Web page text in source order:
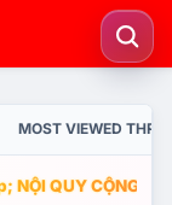
MOST VIEWED
NỘI QUY CỘNG